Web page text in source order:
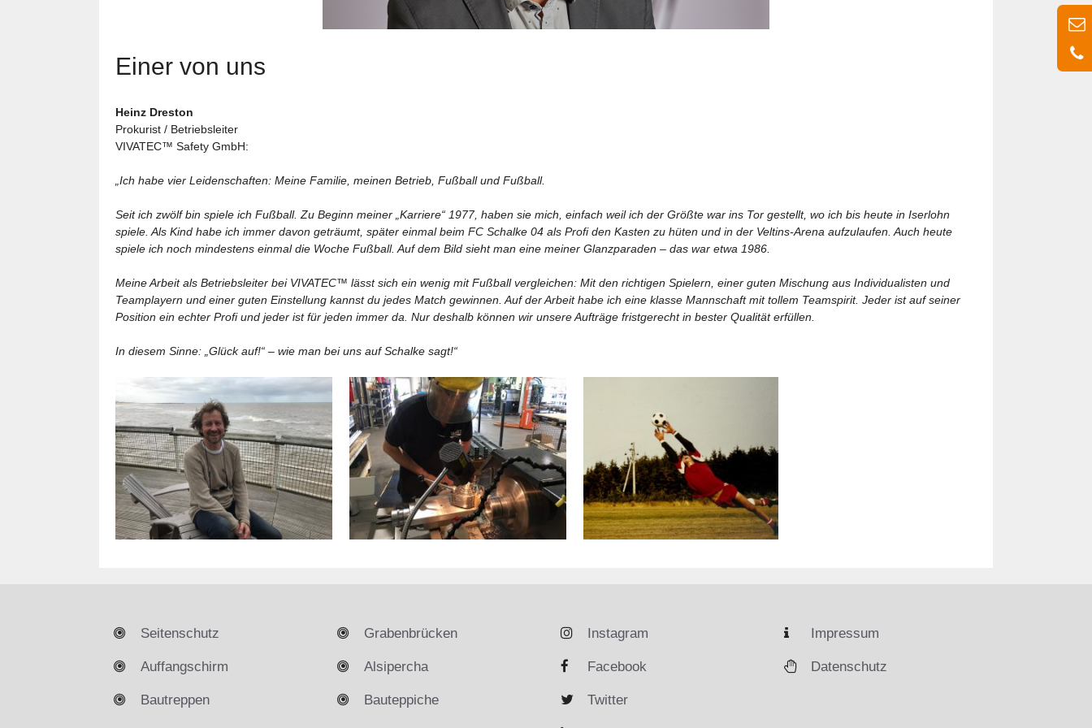
Einer von uns
Heinz Dreston
Prokurist / Betriebsleiter
VIVATEC™ Safety GmbH:
„Ich habe vier Leidenschaften: Meine Familie, meinen Betrieb, Fußball und Fußball.
Seit ich zwölf bin spiele ich Fußball. Zu Beginn meiner „Karriere“ 1977, haben sie mich, einfach weil ich der Größte war ins Tor gestellt, wo ich bis heute in Iserlohn
spiele. Als Kind habe ich immer davon geträumt, später einmal beim FC Schalke 04 als Profi den Kasten zu hüten und in der Veltins-Arena aufzulaufen. Auch heute
spiele ich noch mindestens einmal die Woche Fußball. Auf dem Bild sieht man eine meiner Glanzparaden – das war etwa 1986.
Meine Arbeit als Betriebsleiter bei VIVATEC™ lässt sich ein wenig mit Fußball vergleichen: Mit den richtigen Spielern, einer guten Mischung aus Individualisten und
Teamplayern und einer guten Einstellung kannst du jedes Match gewinnen. Auf der Arbeit habe ich eine klasse Mannschaft mit tollem Teamspirit. Jeder ist auf seiner
Position ein echter Profi und jeder ist für jeden immer da. Nur deshalb können wir unsere Aufträge fristgerecht in bester Qualität erfüllen.
In diesem Sinne: „ Glück auf!“ – wie man bei uns auf Schalke sagt!“
Seitenschutz
Auffangschirm
Bautreppen
Grabenbrücken
Alsipercha
Bauteppiche
Instagram
Facebook
Twitter
Impressum
Datenschutz